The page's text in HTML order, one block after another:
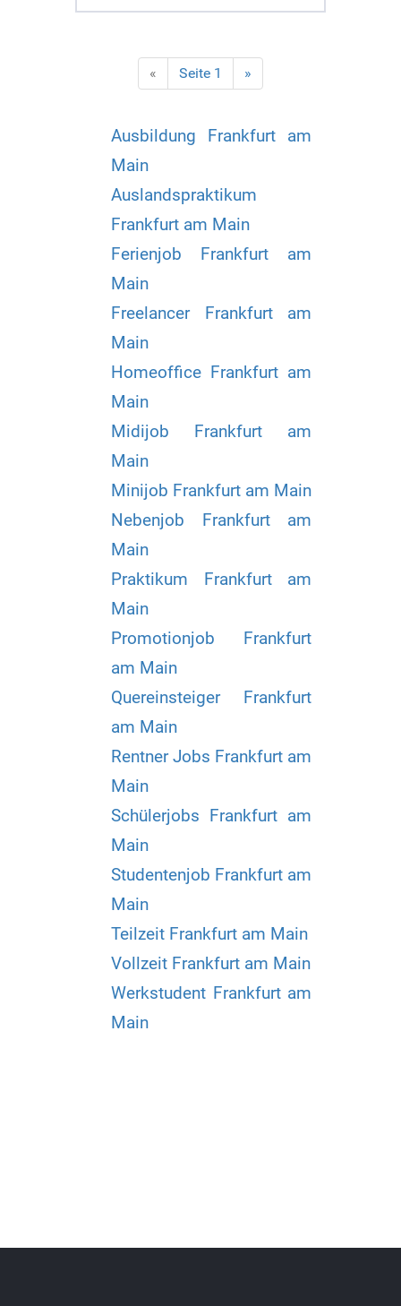
« Seite 1 »
Ausbildung Frankfurt am
Main
Auslandspraktikum
Frankfurt am Main
Ferienjob Frankfurt am
Main
Freelancer Frankfurt am
Main
Homeoffice Frankfurt am
Main
Midijob Frankfurt am
Main
Minijob Frankfurt am Main
Nebenjob Frankfurt am
Main
Praktikum Frankfurt am
Main
Promotionjob Frankfurt
am Main
Quereinsteiger Frankfurt
am Main
Rentner Jobs Frankfurt am
Main
Schülerjobs Frankfurt am
Main
Studentenjob Frankfurt am
Main
Teilzeit Frankfurt am Main
Vollzeit Frankfurt am Main
Werkstudent Frankfurt am
Main